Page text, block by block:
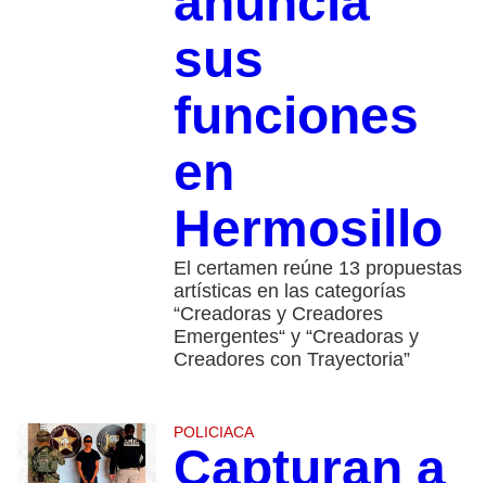
sus
funciones
en
Hermosillo
El certamen reúne 13 propuestas
artísticas en las categorías
“Creadoras y Creadores
Emergentes“ y “Creadoras y
Creadores con Trayectoria”
POLICIACA
Capturan a